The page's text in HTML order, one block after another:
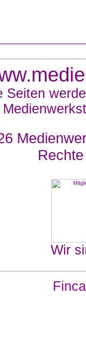
Seiten
Wir